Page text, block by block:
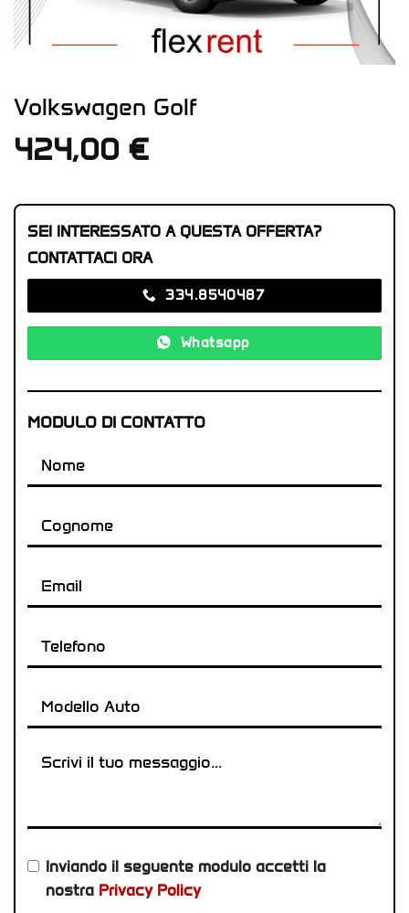
Volkswagen Golf
424,00 €
SEI INTERESSATO A QUESTA OFFERTA?
CONTATTACI ORA
334.8540487‬
Whatsapp
MODULO DI CONTATTO
Inviando il seguente modulo accetti la
nostra Privacy Policy